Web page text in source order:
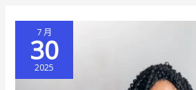
題，
7 月
30
2025